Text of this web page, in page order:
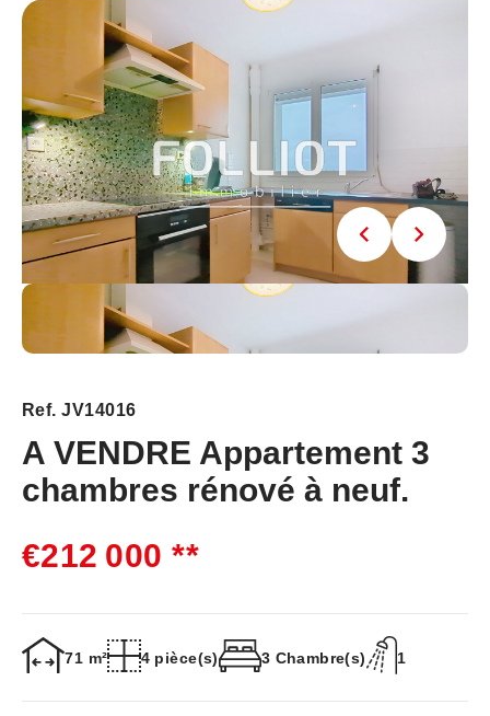
Ref. JV14016
A VENDRE Appartement 3
chambres rénové à neuf.
€212 000 **
71 m² 4 pièce(s) 3 Chambre(s) 1